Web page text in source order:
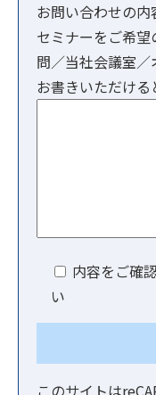
お問い合わせの内
セミナーをご希
問／当社会議室
お書きいただける
内容をご確
い
このサイトは